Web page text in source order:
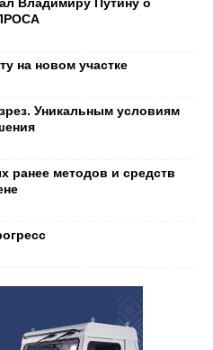
на новом участке
Уникальным условиям
ранее методов и средств